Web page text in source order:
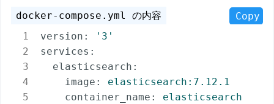
Copy
version:
'3'
services:
elasticsearch:
image:
elasticsearch:7.12.1
container_name:
elasticsearch